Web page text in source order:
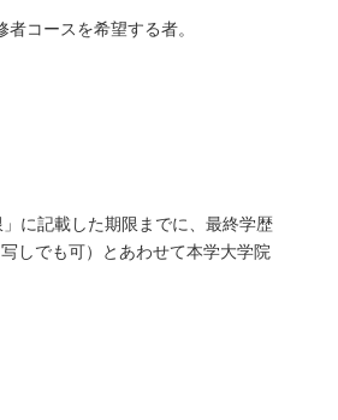
コースを希望する者。
に記載した期限までに、最終学歴
しでも可）とあわせて本学大学院